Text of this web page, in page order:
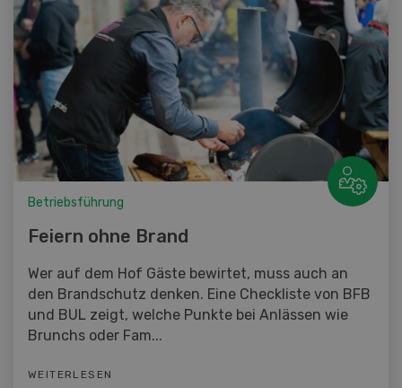
Betriebsführung
Feiern ohne Brand
Wer auf dem Hof Gäste bewirtet, muss auch an
den Brandschutz denken. Eine Checkliste von BFB
und BUL zeigt, welche Punkte bei Anlässen wie
Brunchs oder Fam...
WEITERLESEN